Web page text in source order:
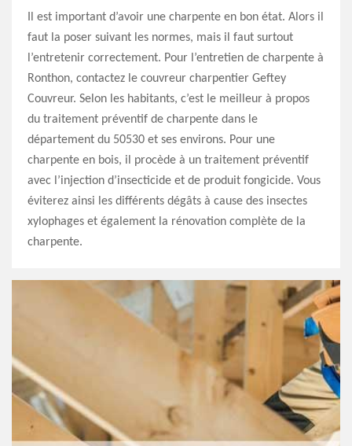
Il est important d’avoir une charpente en bon état. Alors il
faut la poser suivant les normes, mais il faut surtout
l’entretenir correctement. Pour l’entretien de charpente à
Ronthon, contactez le couvreur charpentier Geftey
Couvreur. Selon les habitants, c’est le meilleur à propos
du traitement préventif de charpente dans le
département du 50530 et ses environs. Pour une
charpente en bois, il procède à un traitement préventif
avec l’injection d’insecticide et de produit fongicide. Vous
éviterez ainsi les différents dégâts à cause des insectes
xylophages et également la rénovation complète de la
charpente.